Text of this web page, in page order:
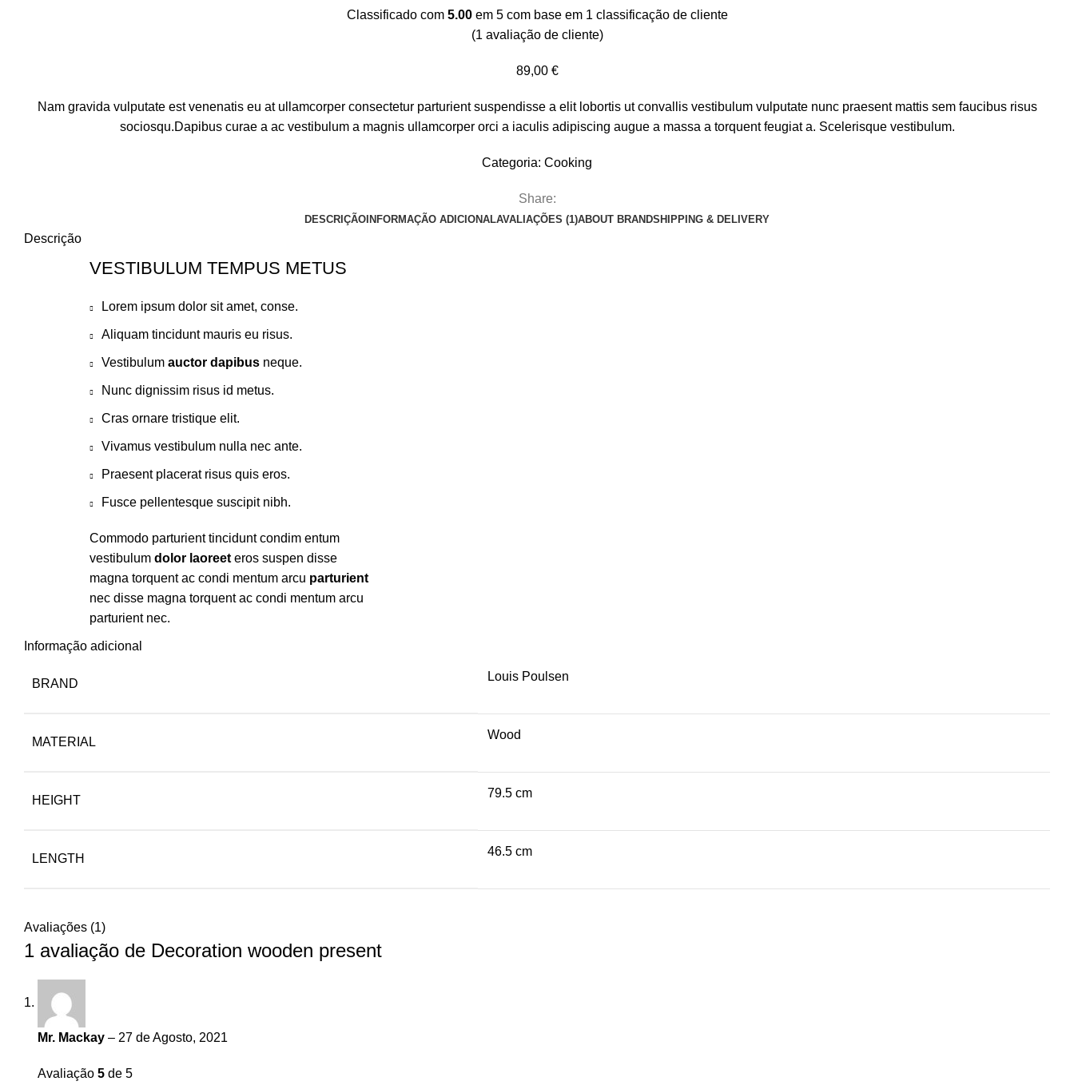
Classificado com 5.00em 5 com base em 1 classificação de cliente
(1 avaliação de cliente)
89,00 €
Nam gravida vulputate est venenatis eu at ullamcorper consectetur parturient suspendisse a elit lobortis ut convallis vestibulum vulputate nunc praesent mattis sem faucibus risus
sociosqu.Dapibus curae a ac vestibulum a magnis ullamcorper orci a iaculis adipiscing augue a massa a torquent feugiat a. Scelerisque vestibulum.
Categoria: Cooking
Share:
DESCRIÇÃOINFORMAÇÃO ADICIONALAVALIAÇÕES (1)ABOUT BRANDSHIPPING & DELIVERY
Descrição
VESTIBULUM TEMPUS METUS
Lorem ipsum dolor sit amet, conse.
Aliquam tincidunt mauris eu risus.
Vestibulum auctor dapibus neque.
Nunc dignissim risus id metus.
Cras ornare tristique elit.
Vivamus vestibulum nulla nec ante.
Praesent placerat risus quis eros.
Fusce pellentesque suscipit nibh.
Commodo parturient tincidunt condim entum
vestibulum dolor laoreet eros suspen disse
magna torquent ac condi mentum arcu parturient
nec disse magna torquent ac condi mentum arcu
parturient nec.
Informação adicional
BRAND
Louis Poulsen
MATERIAL
Wood
HEIGHT
79.5 cm
LENGTH
46.5 cm
Avaliações (1)
1 avaliação de Decoration wooden present
Mr. Mackay – 27 de Agosto, 2021
Avaliação 5 de 5